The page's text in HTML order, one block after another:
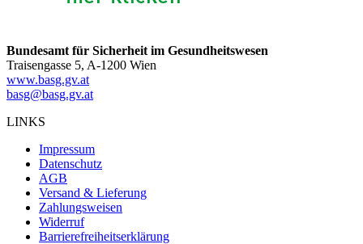
Bundesamt für Sicherheit im Gesundheitswesen
Traisengasse 5, A-1200 Wien
www.basg.gv.at
basg@basg.gv.at
LINKS
Impressum
Datenschutz
AGB
Versand & Lieferung
Zahlungsweisen
Widerruf
Barrierefreiheitserklärung